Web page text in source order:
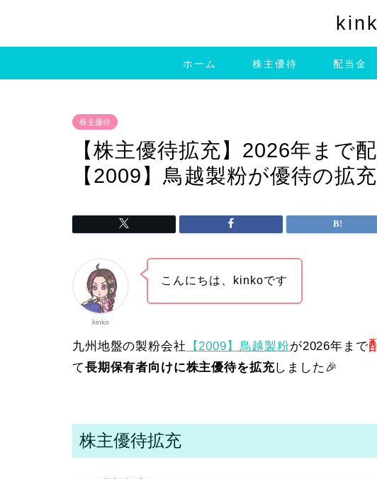
ホーム 株主優待 配当金
株主優待
【株主優待拡充】2026年まで
【2009】鳥越製粉が優待の拡充
kinko
こんにちは、kinkoです
九州地盤の製粉会社 【2009】鳥越製粉が2026年まで
て長期保有者向けに株主優待を拡充しました🎉
株主優待拡充